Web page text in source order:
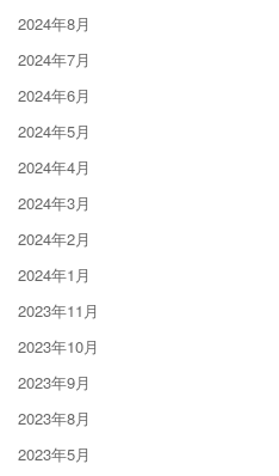
2024年8月
2024年7月
2024年6月
2024年5月
2024年4月
2024年3月
2024年2月
2024年1月
2023年11月
2023年10月
2023年9月
2023年8月
2023年5月